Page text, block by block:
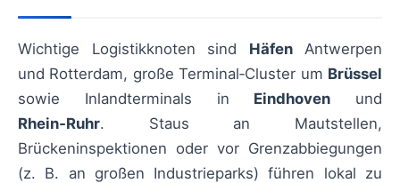
Wichtige Logistikknoten sind HäfenAntwerpen
und Rotterdam, große Terminal‑Cluster um Brüssel
sowie Inlandterminals in Eindhoven und
Rhein‑Ruhr. Staus an Mautstellen,
Brückeninspektionen oder vor Grenzabbiegungen
(z. B. an großen Industrieparks) führen lokal zu